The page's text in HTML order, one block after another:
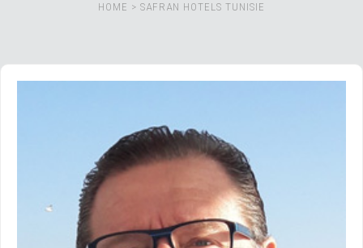
HOME > SAFRAN HOTELS TUNISIE